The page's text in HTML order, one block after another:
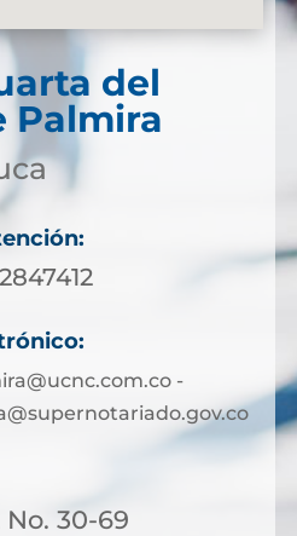
del
Palmira
-
30-69